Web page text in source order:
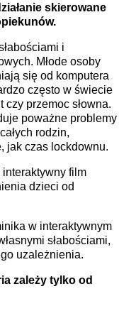
skierowane
i
Młode osoby
się od komputera
często w świecie
przemoc słowna.
poważne problemy
rodzin,
jak czas lockdownu.
interaktywny film
dzieci od
w interaktywnym
słabościami,
uzależnienia.
zależy tylko od